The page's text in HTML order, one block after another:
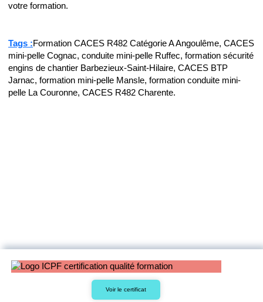
votre formation.
Tags :Formation CACES R482 Catégorie A Angoulême, CACES
mini-pelle Cognac, conduite mini-pelle Ruffec, formation sécurité
engins de chantier Barbezieux-Saint-Hilaire, CACES BTP
Jarnac, formation mini-pelle Mansle, formation conduite mini-
pelle La Couronne, CACES R482 Charente.
Voir le certificat